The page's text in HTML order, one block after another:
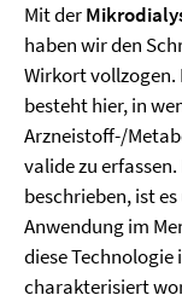
Mit der
haben wir den
Wirkort
besteht hier, in
Arzneistoff-/
valide zu
beschrieben, ist
Anwendung im
diese
charakterisiert